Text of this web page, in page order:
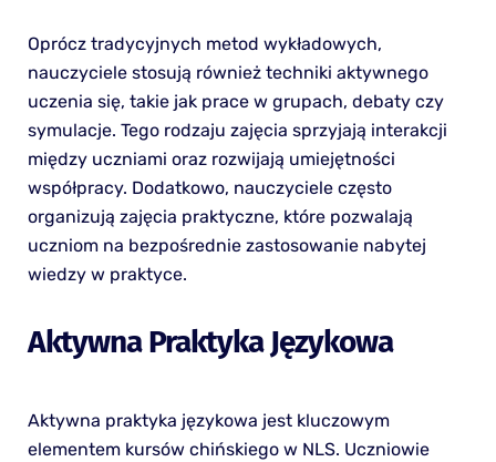
Oprócz tradycyjnych metod wykładowych,
nauczyciele stosują również techniki aktywnego
uczenia się, takie jak prace w grupach, debaty czy
symulacje. Tego rodzaju zajęcia sprzyjają interakcji
między uczniami oraz rozwijają umiejętności
współpracy. Dodatkowo, nauczyciele często
organizują zajęcia praktyczne, które pozwalają
uczniom na bezpośrednie zastosowanie nabytej
wiedzy w praktyce.
Aktywna Praktyka Językowa
Aktywna praktyka językowa jest kluczowym
elementem kursów chińskiego w NLS. Uczniowie